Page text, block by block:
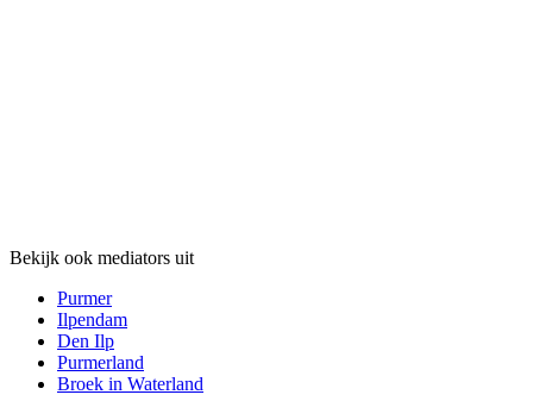
Bekijk ook mediators uit
Purmer
Ilpendam
Den Ilp
Purmerland
Broek in Waterland